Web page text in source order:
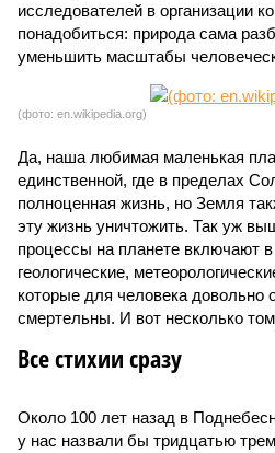
исследователей в организации
понадобиться: природа сама
уменьшить масштабы
(фото: en.wikipedia.org)
Да, наша любимая маленькая
единственной, где в пределах
полноценная жизнь, но Земля
эту жизнь уничтожить. Так уж
процессы на планете включают
геологические,
которые для человека довольно
смертельны. И вот несколько
Все стихии сразу
Около 100 лет назад в
у нас назвали бы тридцатью